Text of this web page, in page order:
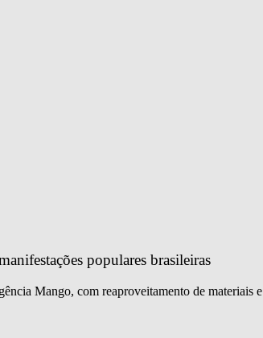
populares brasileiras
Mango, com reaproveitamento de materiais e